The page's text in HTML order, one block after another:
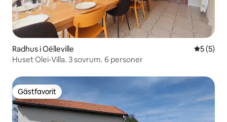
Radhus i Oëlleville 5 av 5 i
5 (5)
Huset Olei-Villa. 3 sovrum. 6 personer
Gästfavorit
Gästfavorit